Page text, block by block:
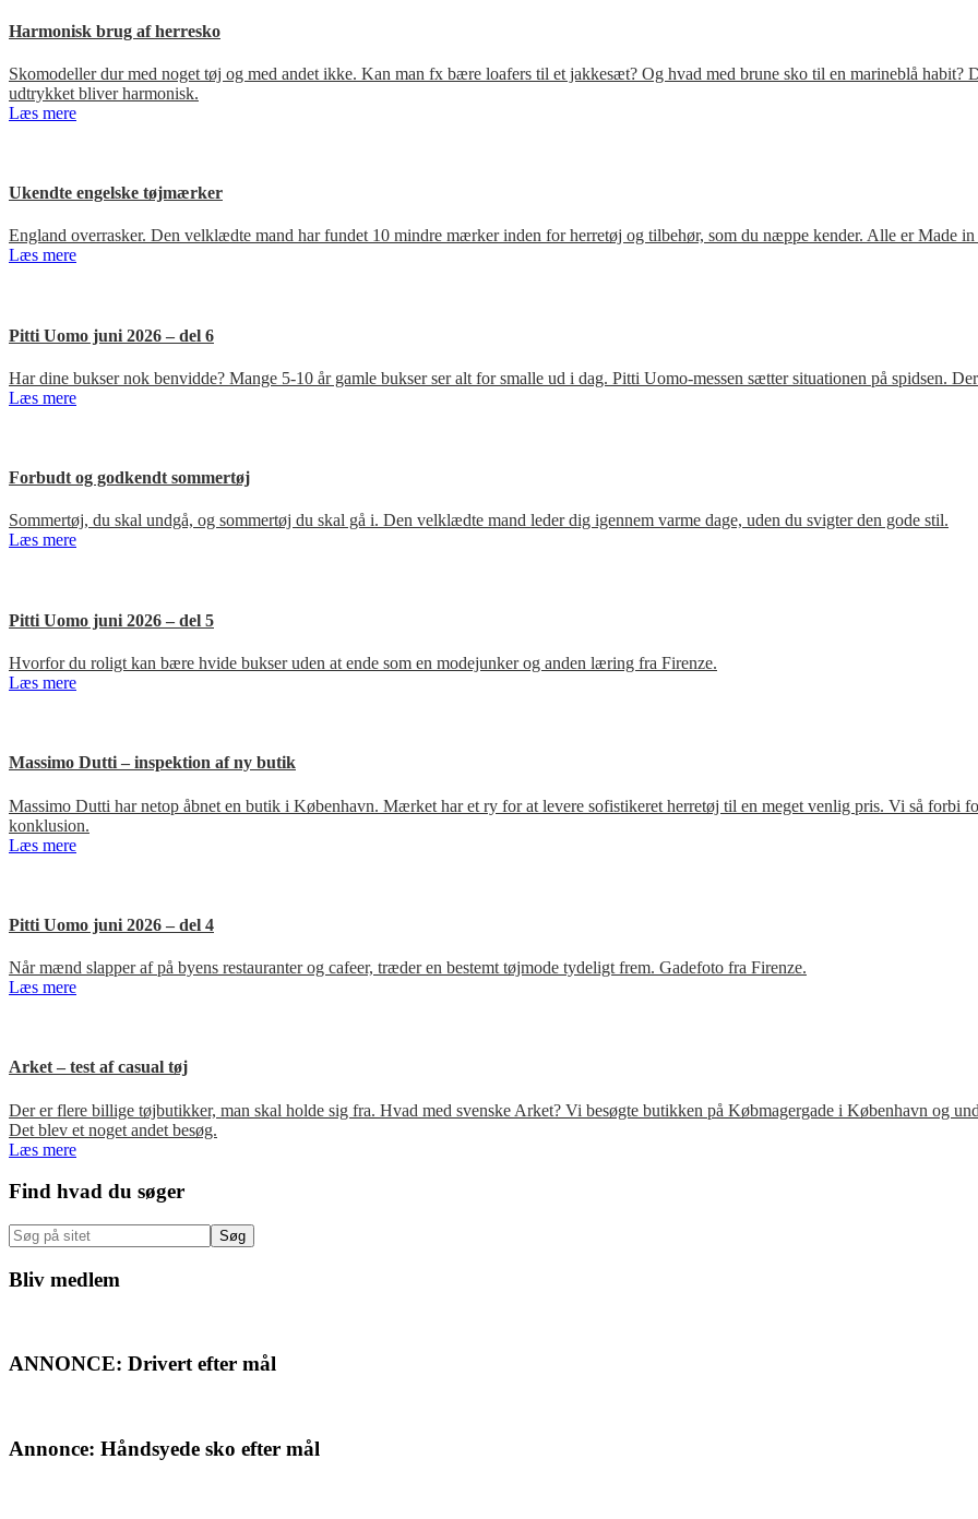
Harmonisk brug af herresko
Skomodeller dur med noget tøj og med andet ikke. Kan man fx bære loafers til et jakkesæt? Og hvad med brune sko til en marineblå
udtrykket bliver harmonisk.
Læs mere
Ukendte engelske tøjmærker
England overrasker. Den velklædte mand har fundet 10 mindre mærker inden for herretøj og tilbehør, som du næppe kender. Alle er Made
Læs mere
Pitti Uomo juni 2026 – del 6
Har dine bukser nok benvidde? Mange 5-10 år gamle bukser ser alt for smalle ud i dag. Pitti Uomo-messen sætter situationen på spidsen.
Læs mere
Forbudt og godkendt sommertøj
Sommertøj, du skal undgå, og sommertøj du skal gå i. Den velklædte mand leder dig igennem varme dage, uden du svigter den gode stil.
Læs mere
Pitti Uomo juni 2026 – del 5
Hvorfor du roligt kan bære hvide bukser uden at ende som en modejunker og anden læring fra Firenze.
Læs mere
Massimo Dutti – inspektion af ny butik
Massimo Dutti har netop åbnet en butik i København. Mærket har et ry for at levere sofistikeret herretøj til en meget venlig pris. Vi så forbi
konklusion.
Læs mere
Pitti Uomo juni 2026 – del 4
Når mænd slapper af på byens restauranter og cafeer, træder en bestemt tøjmode tydeligt frem. Gadefoto fra Firenze.
Læs mere
Arket – test af casual tøj
Der er flere billige tøjbutikker, man skal holde sig fra. Hvad med svenske Arket? Vi besøgte butikken på Købmagergade i København og
Det blev et noget andet besøg.
Læs mere
Primær
Sidebar
Find hvad du søger
Søg
på
sitet
Bliv medlem
ANNONCE: Drivert efter mål
Annonce: Håndsyede sko efter mål